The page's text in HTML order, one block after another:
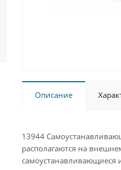
Описание
13944
располагаются на
самоустанавливающиеся